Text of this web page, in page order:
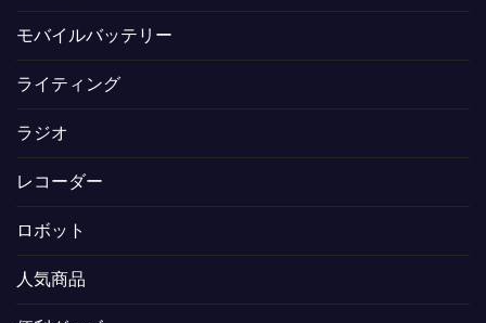
モバイルバッテリー
ライティング
ラジオ
レコーダー
ロボット
人気商品